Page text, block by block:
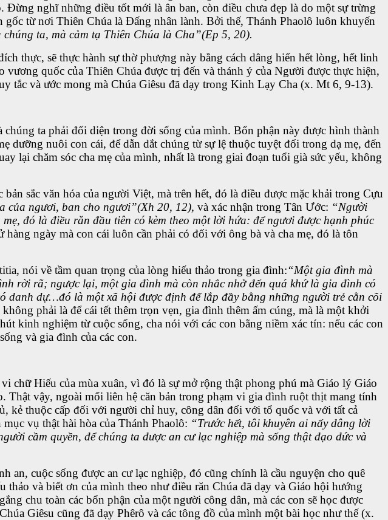
nghĩ những điều tốt mới là ân ban, còn điều chưa đẹp là do một sự trừng
từ nơi Thiên Chúa là Đấng nhân lành. Bởi thế, Thánh Phaolô luôn khuyến
ta, mà cảm tạ Thiên Chúa là Cha”(Ep 5, 20).
thực, sẽ thực hành sự thờ phượng này bằng cách dâng hiến hết lòng, hết linh
quốc của Thiên Chúa được trị đến và thánh ý của Người được thực hiện,
tắc và ước mong mà Chúa Giêsu đã dạy trong Kinh Lạy Cha (x. Mt 6, 9-13).
ta phải đối diện trong đời sống của mình. Bổn phận này được hình thành
dưỡng nuôi con cái, để dẫn dắt chúng từ sự lệ thuộc tuyệt đối trong dạ mẹ, đến
lại chăm sóc cha mẹ của mình, nhất là trong giai đoạn tuổi già sức yếu, không
sắc văn hóa của người Việt, mà trên hết, đó là điều được mặc khải trong Cựu
của ngươi, ban cho ngươi”(Xh 20, 12), và xác nhận trong Tân Ước: “Người
đó là điều răn đầu tiên có kèm theo một lời hứa: để ngươi được hạnh phúc
ngày mà con cái luôn cần phải có đối với ông bà và cha mẹ, đó là tôn
nói về tầm quan trọng của lòng hiếu thảo trong gia đình:“Một gia đình mà
rời rã; ngược lại, một gia đình mà còn nhắc nhở đến quá khứ là gia đình có
dự…đó là một xã hội được định để lắp đầy bằng những người trẻ cằn cõi
phải là để cái tết thêm trọn vẹn, gia đình thêm ấm cúng, mà là một khởi
kinh nghiệm từ cuộc sống, cha nói với các con bằng niềm xác tín: nếu các con
và gia đình của các con.
chữ Hiếu của mùa xuân, vì đó là sự mở rộng thật phong phú mà Giáo lý Giáo
Thật vậy, ngoài mối liên hệ căn bản trong phạm vi gia đình ruột thịt mang tính
kẻ thuộc cấp đối với người chỉ huy, công dân đối với tổ quốc và với tất cả
vụ thật hài hòa của Thánh Phaolô: “Trước hết, tôi khuyên ai nấy dâng lời
cầm quyền, để chúng ta được an cư lạc nghiệp mà sống thật đạo đức và
an, cuộc sống được an cư lạc nghiệp, đó cũng chính là cầu nguyện cho quê
và biết ơn của mình theo như điều răn Chúa đã dạy và Giáo hội hướng
chu toàn các bổn phận của một người công dân, mà các con sẽ học được
Giêsu cũng đã dạy Phêrô và các tông đồ của mình một bài học như thế (x.